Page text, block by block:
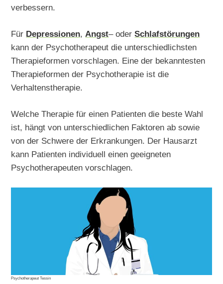
verbessern.
Für Depressionen, Angst– oderSchlafstörungen
kann der Psychotherapeut die unterschiedlichsten
Therapieformen vorschlagen. Eine der bekanntesten
Therapieformen der Psychotherapie ist die
Verhaltenstherapie.
Welche Therapie für einen Patienten die beste Wahl
ist, hängt von unterschiedlichen Faktoren ab sowie
von der Schwere der Erkrankungen. Der Hausarzt
kann Patienten individuell einen geeigneten
Psychotherapeuten vorschlagen.
Psychotherapeut Tessin